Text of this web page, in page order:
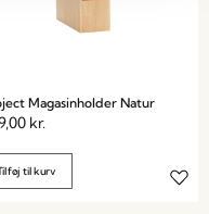
Magasinholder Natur
kr.
til kurv